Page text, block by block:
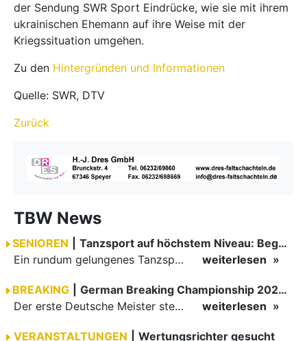
der Sendung SWR Sport Eindrücke, wie sie mit ihrem
ukrainischen Ehemann auf ihre Weise mit der
Kriegssituation umgehen.
Zu den Hintergründen und Informationen
Quelle: SWR, DTV
Zurück
TBW News
SENIOREN
Tanzsport auf höchstem Niveau: Begeisterung bei den Turnieren in…
Ein rundum gelungenes Tanzsport-Wochenende liegt hinter den Paaren und Organisatoren in Enzklösterle. Am 1. und 2. August 2026 verwandelte sich die Festhalle wieder in einen lebendigen Mittelpunkt des…
weiterlesen
BREAKING
German Breaking Championship 2026 in Hannover
Der erste Deutsche Meister steht fest B-Boy Roman siegt bei den Juniors
weiterlesen
VERANSTALTUNGEN Wertungsrichter gesucht